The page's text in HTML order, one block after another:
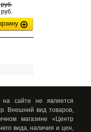
сайте не является
Внешний вид товаров,
магазине «Центр
вида, наличия и цен,